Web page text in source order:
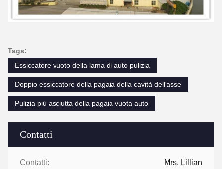
Contatti
Contatti: Mrs. Lillian
Tags:
Essiccatore vuoto della lama di auto pulizia
Doppio essiccatore della pagaia della cavità dell'asse
Pulizia più asciutta della pagaia vuota auto